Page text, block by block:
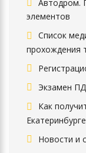
Автодром.
элементов
Список
прохождения
Экзамен
Как
Новости и